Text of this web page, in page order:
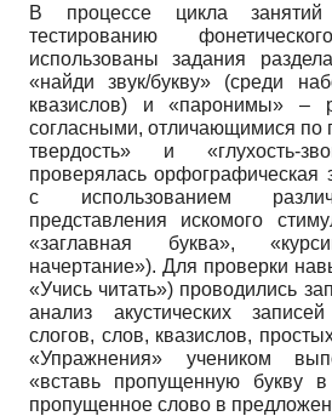
В процессе цикла
тестированию
использованы задания
«найди звук/букву» (среди
квазислов) и «паронимы» –
согласными, отличающимися по
твердость» и «глухость-
проверялась орфографическая
с использованием
представления искомого
«заглавная буква»,
начертание»). Для проверки
«Учись читать») проводились
анализ акустических
слогов, слов, квазислов,
«Упражнения» учеником
«вставь пропущенную букву
пропущенное слово в